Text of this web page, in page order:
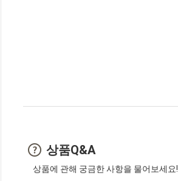
상품Q&A
상품에 관해 궁금한 사항을 물어보세요!